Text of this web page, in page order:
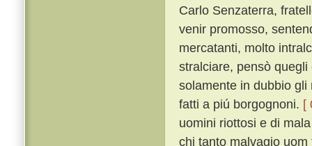
Carlo Senzaterra,
venir promosso,
mercatanti, molto
stralciare, pensò
solamente in dubbio
fatti a piú borgognoni. [
uomini riottosi e di
chi tanto malvagio